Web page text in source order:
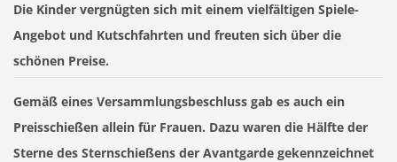
Die Kinder vergnügten sich mit einem vielfältigen Spiele-
Angebot und Kutschfahrten und freuten sich über die
schönen Preise.
Gemäß eines Versammlungsbeschluss gab es auch ein
Preisschießen allein für Frauen. Dazu waren die Hälfte der
Sterne des Sternschießens der Avantgarde gekennzeichnet